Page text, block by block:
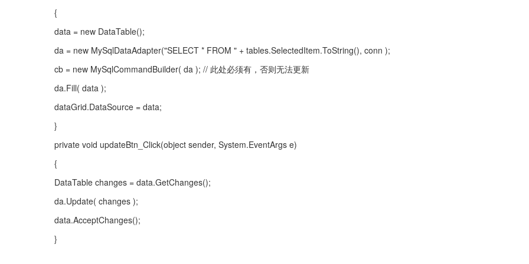
{
data = new DataTable();
da = new MySqlDataAdapter("SELECT * FROM " + tables.SelectedItem.ToString(), conn );
cb = new MySqlCommandBuilder( da ); // 此处必须有，否则无法更新
da.Fill( data );
dataGrid.DataSource = data;
}
private void updateBtn_Click(object sender, System.EventArgs e)
{
DataTable changes = data.GetChanges();
da.Update( changes );
data.AcceptChanges();
}